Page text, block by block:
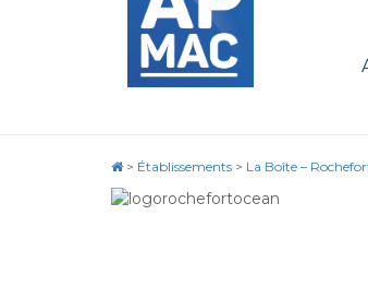
> Établissements > La Boîte –